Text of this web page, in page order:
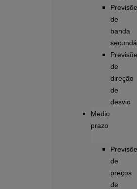
de
banda
de
direção
de
desvio
Medio
prazo
de
preços
de